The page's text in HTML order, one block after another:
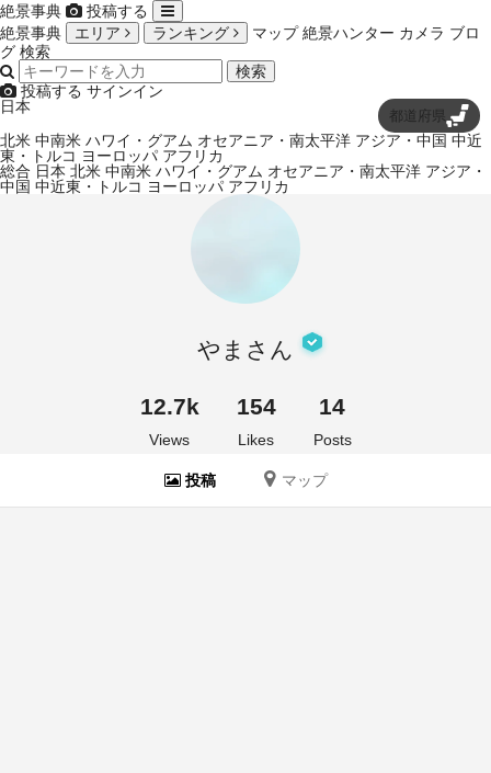
絶景事典
投稿する
絶景事典
エリア ランキング マップ 絶景ハンター カメラ ブロ
グ 検索
検索
投稿する サインイン
日本
都道府県
北米 中南米 ハワイ・グアム オセアニア・南太平洋 アジア・中国 中近
東・トルコ ヨーロッパ アフリカ
総合 日本 北米 中南米 ハワイ・グアム オセアニア・南太平洋 アジア・
中国 中近東・トルコ ヨーロッパ アフリカ
やまさん
12.7k
Views
154
Likes
14
Posts
投稿 マップ